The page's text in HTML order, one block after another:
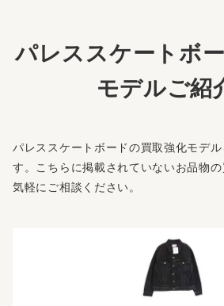
パレススケートボ
モデルご紹
パレススケートボードの買取強化モデ
す。こちらに掲載されていないお品物
気軽にご相談ください。